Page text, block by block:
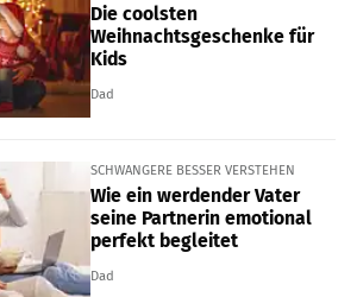
Die coolsten
Weihnachtsgeschenke für
Kids
Dad
SCHWANGERE BESSER VERSTEHEN
Wie ein werdender Vater
seine Partnerin emotional
perfekt begleitet
Dad